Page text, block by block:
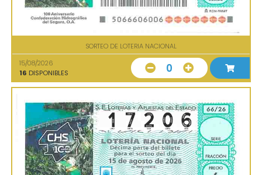
SORTEO DE LOTERIA NACIONAL
15/08/2026
16 DISPONIBLES 0